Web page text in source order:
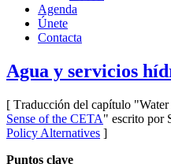
Agenda
Únete
Contacta
Agua y servicios
[ Traducción del capítulo
Sense of the CETA" escrito por
Policy Alternatives ]
Puntos clave